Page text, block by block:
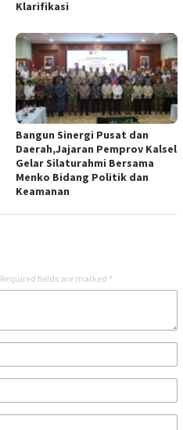
Klarifikasi
Bangun Sinergi Pusat dan
Daerah,Jajaran Pemprov Kalsel
Gelar Silaturahmi Bersama
Menko Bidang Politik dan
Keamanan
Required fields are marked *